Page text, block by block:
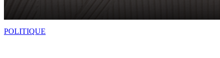
POLITIQUE